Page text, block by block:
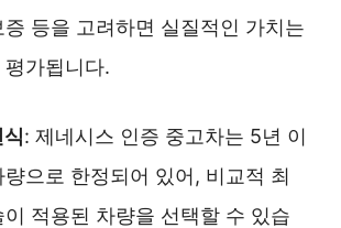
증 등을 고려하면 실질적인 가치는
평가됩니다.
: 제네시스 인증 중고차는 5년 이
량으로 한정되어 있어, 비교적 최
이 적용된 차량을 선택할 수 있습